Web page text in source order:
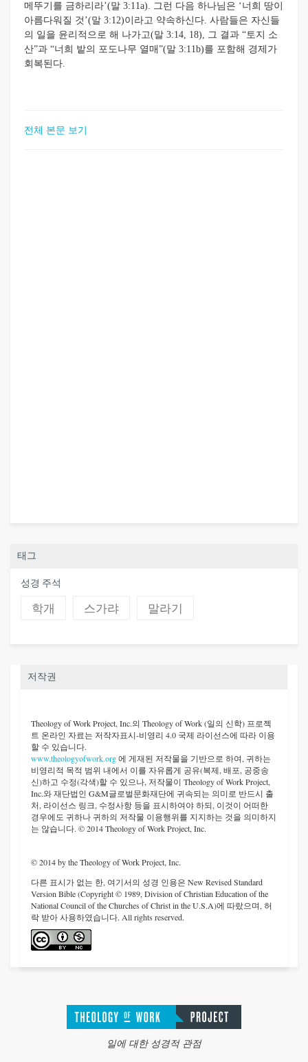
메뚜기를 금하리라’(말 3:11a). 그런 다음 하나님은 ‘너희 땅이
아름다워질 것’(말 3:12)이라고 약속하신다. 사람들은 자신들
의 일을 윤리적으로 해 나가고(말 3:14, 18), 그 결과 “토지 소
산”과 “너희 밭의 포도나무 열매”(말 3:11b)를 포함해 경제가
회복된다.
전체 본문 보기
태그
성경 주석
학개 스가랴 말라기
저작권
Theology of Work Project, Inc.의 Theology of Work (일의 신학) 프로젝
트 온라인 자료는 저작자표시-비영리 4.0 국제 라이선스에 따라 이용
할 수 있습니다.
www.theologyofwork.org에 게재된 저작물을 기반으로 하여, 귀하는
비영리적 목적 범위 내에서 이를 자유롭게 공유(복제, 배포, 공중송
신)하고 수정(각색)할 수 있으나, 저작물이 Theology of Work Project,
Inc.와 재단법인 G&M글로벌문화재단에 귀속되는 의미로 반드시 출
처, 라이선스 링크, 수정사항 등을 표시하여야 하되, 이것이 어떠한
경우에도 귀하나 귀하의 저작물 이용행위를 지지하는 것을 의미하지
는 않습니다. © 2014 Theology of Work Project, Inc.
© 2014 by the Theology of Work Project, Inc.
다른 표시가 없는 한, 여기서의 성경 인용은 New Revised Standard
Version Bible (Copyright © 1989, Division of Christian Education of the
National Council of the Churches of Christ in the U.S.A)에 따랐으며, 허
락 받아 사용하였습니다. All rights reserved.
일에 대한 성경적 관점